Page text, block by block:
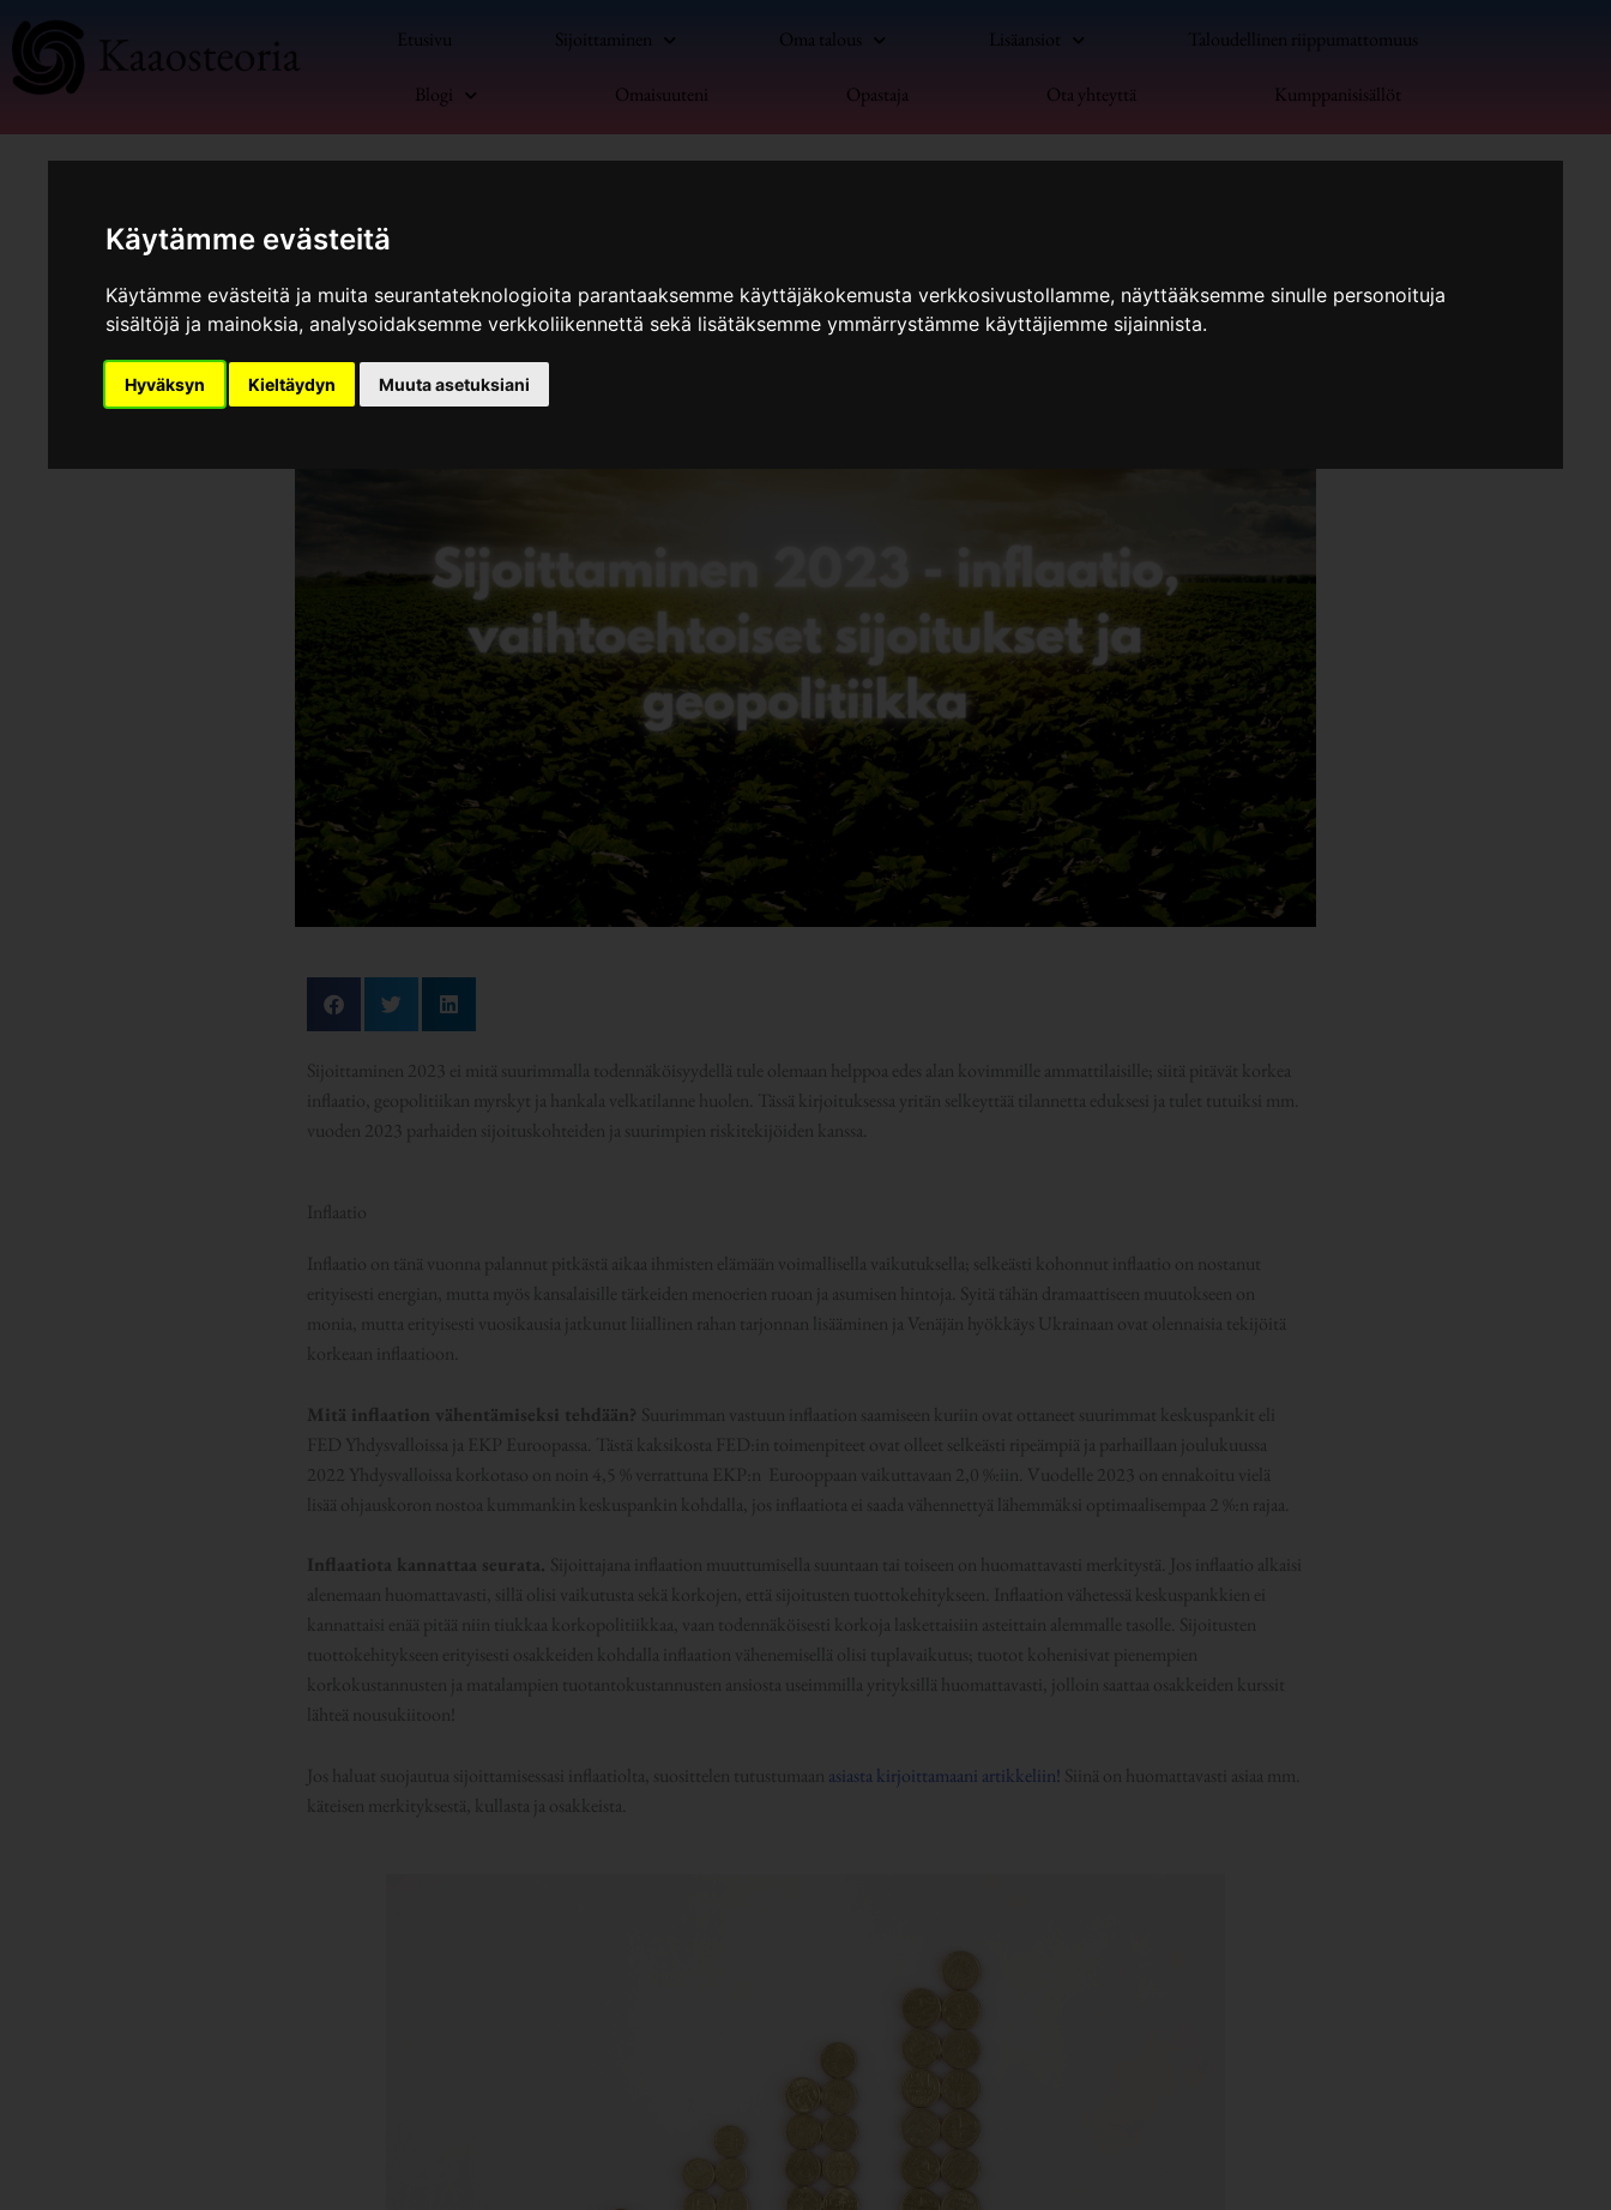
Käytämme evästeitä
Käytämme evästeitä ja muita seurantateknologioita parantaaksemme käyttäjäkokemusta verkkosivustollamme, näyttääksemme sinulle personoituja
sisältöjä ja mainoksia, analysoidaksemme verkkoliikennettä sekä lisätäksemme ymmärrystämme käyttäjiemme sijainnista.
Hyväksyn Kieltäydyn Muuta asetuksiani
sisältöön
Etusivu Sijoittaminen Oma talous Lisäansiot Taloudellinen riippumattomuus
Blogi Omaisuuteni Opastaja Ota yhteyttä Kumppanisisällöt
Kommentoi/Blogi,Sijoitukset
Sijoittaminen 2023 ei mitä suurimmalla todennäköisyydellä tule olemaan helppoa edes alan kovimmille ammattilaisille; siitä pitävät korkea
inflaatio, geopolitiikan myrskyt ja hankala velkatilanne huolen. Tässä kirjoituksessa yritän selkeyttää tilannetta eduksesi ja tulet tutuiksi mm.
vuoden 2023 parhaiden sijoituskohteiden ja suurimpien riskitekijöiden kanssa.
Inflaatio
Inflaatio on tänä vuonna palannut pitkästä aikaa ihmisten elämään voimallisella vaikutuksella; selkeästi kohonnut inflaatio on nostanut
erityisesti energian, mutta myös kansalaisille tärkeiden menoerien ruoan ja asumisen hintoja. Syitä tähän dramaattiseen muutokseen on
monia, mutta erityisesti vuosikausia jatkunut liiallinen rahan tarjonnan lisääminen ja Venäjän hyökkäys Ukrainaan ovat olennaisia tekijöitä
korkeaan inflaatioon.
Mitä inflaation vähentämiseksi tehdään? Suurimman vastuun inflaation saamiseen kuriin ovat ottaneet suurimmat keskuspankit eli
FED Yhdysvalloissa ja EKP Euroopassa. Tästä kaksikosta FED:in toimenpiteet ovat olleet selkeästi ripeämpiä ja parhaillaan joulukuussa
2022 Yhdysvalloissa korkotaso on noin 4,5 % verrattuna EKP:n Eurooppaan vaikuttavaan 2,0 %:iin. Vuodelle 2023 on ennakoitu vielä
lisää ohjauskoron nostoa kummankin keskuspankin kohdalla, jos inflaatiota ei saada vähennettyä lähemmäksi optimaalisempaa 2 %:n rajaa.
Inflaatiota kannattaa seurata. Sijoittajana inflaation muuttumisella suuntaan tai toiseen on huomattavasti merkitystä. Jos inflaatio alkaisi
alenemaan huomattavasti, sillä olisi vaikutusta sekä korkojen, että sijoitusten tuottokehitykseen. Inflaation vähetessä keskuspankkien ei
kannattaisi enää pitää niin tiukkaa korkopolitiikkaa, vaan todennäköisesti korkoja laskettaisiin asteittain alemmalle tasolle. Sijoitusten
tuottokehitykseen erityisesti osakkeiden kohdalla inflaation vähenemisellä olisi tuplavaikutus; tuotot kohenisivat pienempien
korkokustannusten ja matalampien tuotantokustannusten ansiosta useimmilla yrityksillä huomattavasti, jolloin saattaa osakkeiden kurssit
lähteä nousukiitoon!
Jos haluat suojautua sijoittamisessasi inflaatiolta, suosittelen tutustumaan asiasta kirjoittamaani artikkeliin! Siinä on huomattavasti asiaa mm.
käteisen merkityksestä, kullasta ja osakkeista.